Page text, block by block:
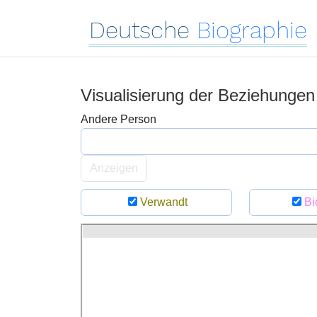
Deutsche Biographie
Visualisierung der
Andere Person
Anzeigen
Verwandt